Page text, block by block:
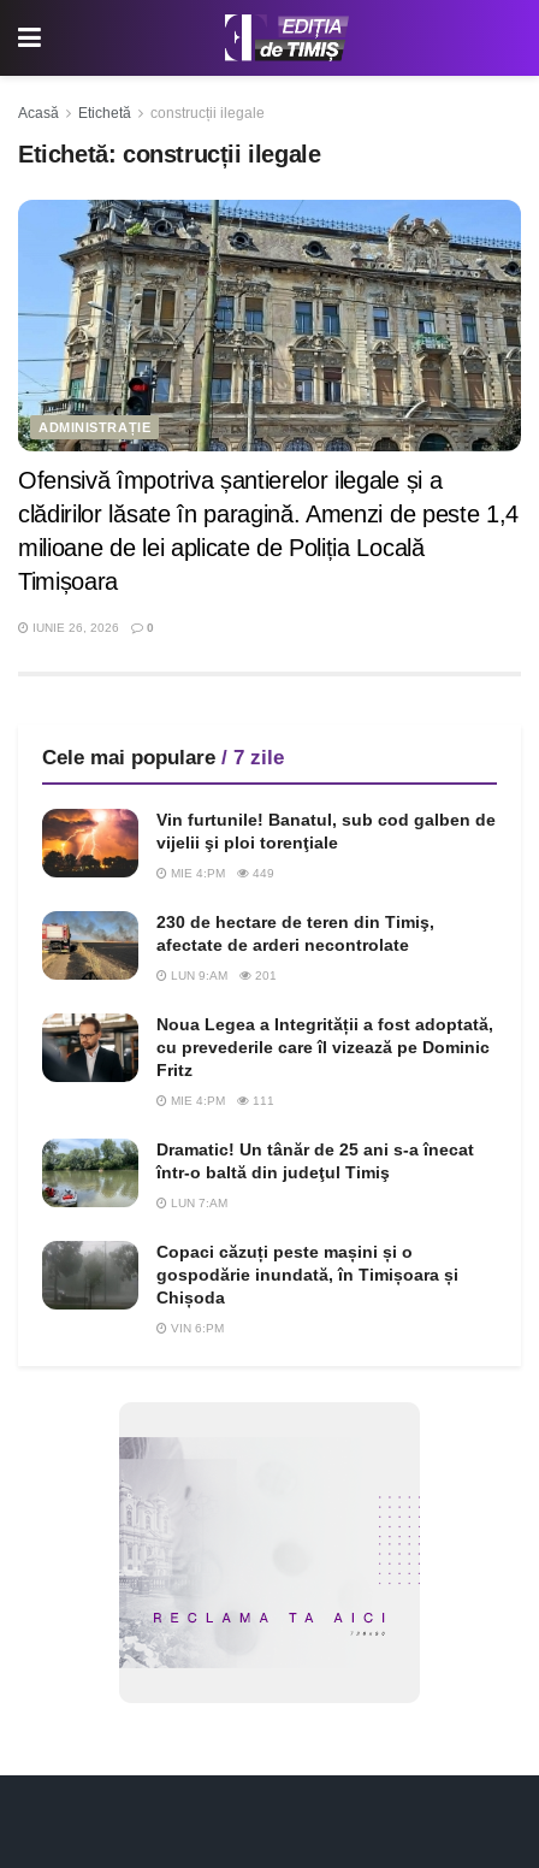
Acasă Etichetă construcții ilegale
Etichetă: construcții ilegale
ADMINISTRAȚIE
Ofensivă împotriva șantierelor ilegale și a
clădirilor lăsate în paragină. Amenzi de peste 1,4
milioane de lei aplicate de Poliția Locală
Timișoara
IUNIE 26, 2026 0
Cele mai populare / 7 zile
Vin furtunile! Banatul, sub cod galben de
vijelii şi ploi torenţiale
MIE 4:PM 449
230 de hectare de teren din Timiş,
afectate de arderi necontrolate
LUN 9:AM 201
Noua Legea a Integrității a fost adoptată,
cu prevederile care îl vizează pe Dominic
Fritz
MIE 4:PM 111
Dramatic! Un tânăr de 25 ani s-a înecat
într-o baltă din judeţul Timiş
LUN 7:AM
Copaci căzuți peste mașini și o
gospodărie inundată, în Timișoara și
Chișoda
VIN 6:PM